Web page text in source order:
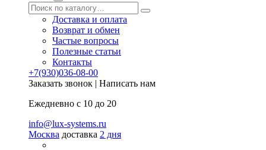
Доставка и оплата
Возврат и обмен
Частые вопросы
Полезные статьи
Контакты
+7(930)036-08-00
Заказать звонок | Написать нам
Ежедневно с 10 до 20
info@lux-systems.ru
Москва доставка 2 дня